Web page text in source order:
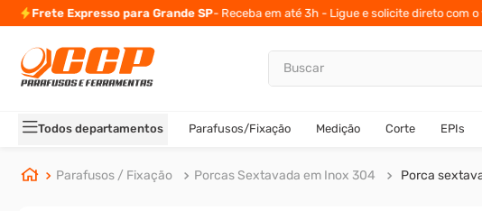
Frete Expresso para Grande SP- Receba em até 3h - Ligue e solicite direto com
Buscar
Todos departamentos Parafusos/Fixação Medição Corte EPIs
Parafusos / Fixação Porcas Sextavada em Inox 304 Porca
TERMOS MAIS BUSCADOS
2º
porca
3º
parafuso sextavado